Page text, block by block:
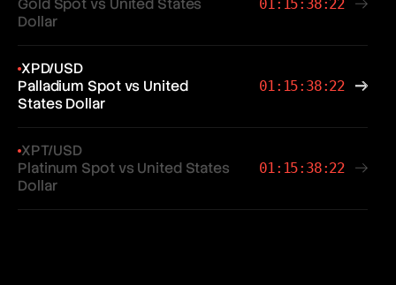
Gold Spot vs United States
Dollar
01:15:38:22
XPD/USD
Palladium Spot vs United
States Dollar
01:15:38:22
XPT/USD
Platinum Spot vs United States
Dollar
01:15:38:22